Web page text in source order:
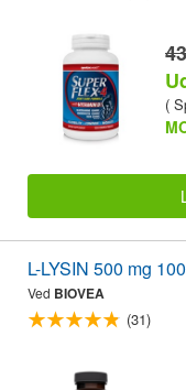
(
L-LYSIN 500 mg
Ved BIOVEA
(31)